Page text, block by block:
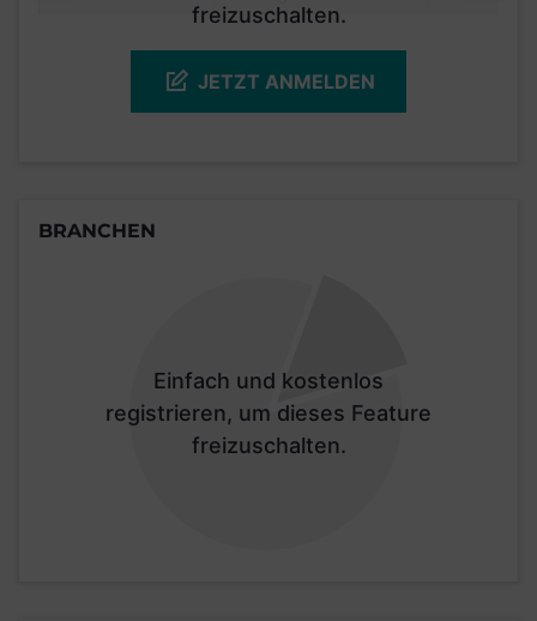
freizuschalten.
JETZT ANMELDEN
BRANCHEN
Einfach und kostenlos
registrieren, um dieses Feature
freizuschalten.